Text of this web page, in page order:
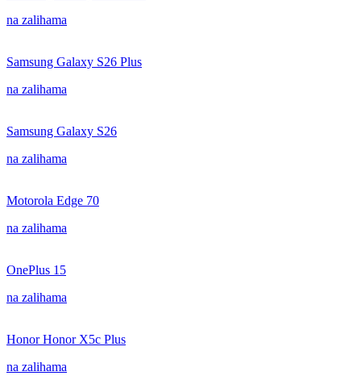
na zalihama
Samsung Galaxy S26 Plus
na zalihama
Samsung Galaxy S26
na zalihama
Motorola Edge 70
na zalihama
OnePlus 15
na zalihama
Honor Honor X5c Plus
na zalihama